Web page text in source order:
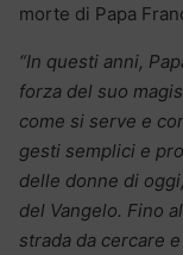
morte di Papa
“In questi anni,
forza del suo
come si serve e
gesti semplici e
delle donne di
del Vangelo. Fino
strada da cercare